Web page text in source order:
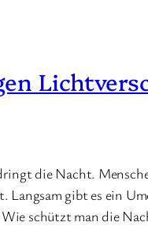
die Nacht.
gibt es ein
schützt man die